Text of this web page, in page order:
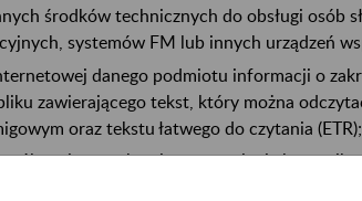
środków technicznych do obsługi osób
systemów FM lub innych urządzeń
danego podmiotu informacji o
zawierającego tekst, który można
oraz tekstu łatwego do czytania (ETR);
potrzebami – zapewnienie